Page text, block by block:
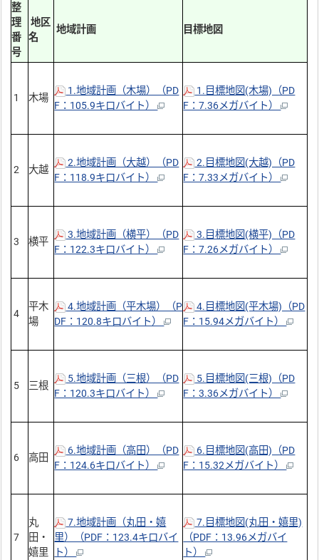
整
理
番
号
地区
名
地域計画 目標地図
1 木場
1.地域計画（木場）（PD
F：105.9キロバイト）
1.目標地図(木場)（PD
F：7.36メガバイト）
2 大越
2.地域計画（大越）（PD
F：118.9キロバイト）
2.目標地図(大越)（PD
F：7.33メガバイト）
3 横平
3.地域計画（横平）（PD
F：122.3キロバイト）
3.目標地図(横平)（PD
F：7.26メガバイト）
4
平木
場
4.地域計画（平木場）（P
DF：120.8キロバイト）
4.目標地図(平木場)（PD
F：15.94メガバイト）
5 三根
5.地域計画（三根）（PD
F：120.3キロバイト）
5.目標地図(三根)（PD
F：3.36メガバイト）
6 高田
6.地域計画（高田）（PD
F：124.6キロバイト）
6.目標地図(高田)（PD
F：15.32メガバイト）
7
丸
田・
嬉里
7.地域計画（丸田・嬉
里）（PDF：123.4キロバイ
ト）
7.目標地図(丸田・嬉里)
（PDF：13.96メガバイ
ト）